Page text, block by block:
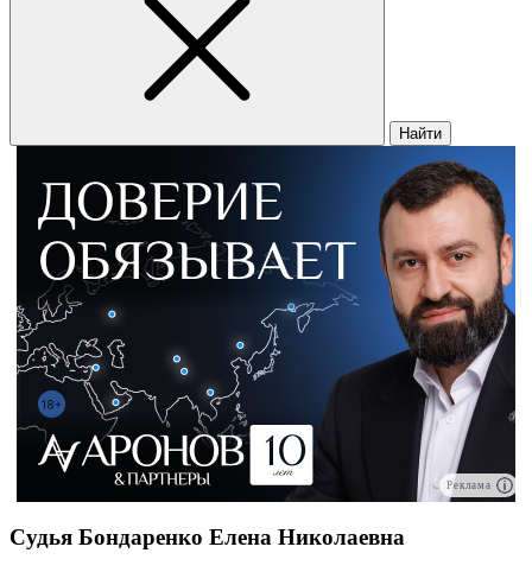
Найти
Реклама
Судья Бондаренко Елена Николаевна